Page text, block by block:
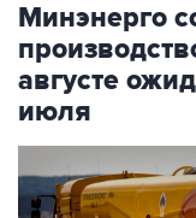
Минэнерго
августе
июля